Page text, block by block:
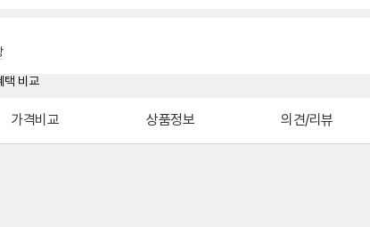
가격비교 상품정보 의견/리뷰